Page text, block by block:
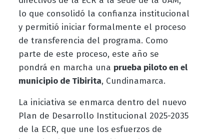
lo que consolidó la confianza institucional
y permitió iniciar formalmente el proceso
de transferencia del programa. Como
parte de este proceso, este año se
pondrá en marcha una prueba piloto en el
municipio de Tibirita, Cundinamarca.
La iniciativa se enmarca dentro del nuevo
Plan de Desarrollo Institucional 2025-2035
de la ECR, que une los esfuerzos de